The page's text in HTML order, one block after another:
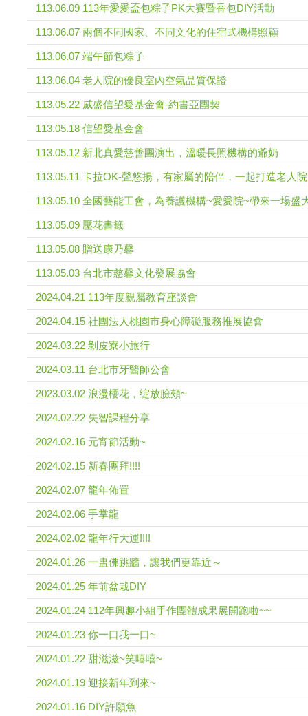
113.06.09 113年愛愛盃包粽子PK大賽暨香包DIY活動
113.06.07 兩個不同國家、不同文化的住宿式機構照顧
113.06.07 端午節包粽子
113.06.04 老人院的優良室內空氣品質保證
113.05.22 威盛信望愛基金會-約書亞團契
113.05.18 信望愛基金會
113.05.12 新北真愛慈善團演出，溫暖長照機構的爺奶
113.05.11 卡拉OK-聲悠揚，有家屬的陪伴，一起打造老人
113.05.10 全國藝能工會，為養護機構~愛愛院~帶來一場盛
113.05.09 壓花書籤
113.05.08 贈送康乃馨
113.05.03 台北市慈馨文化發展協會
2024.04.21 113年度親屬教育座談會
2024.04.15 社團法人桃園市身心障礙服務推展協會
2024.03.22 剝皮寮小旅行
2024.03.11 台北市牙醫師公會
2023.03.02 浪漫櫻花，绽放臉頰~
2024.02.22 失智課程分享
2024.02.16 元宵節活動~
2024.02.15 新春團拜!!!!
2024.02.07 龍年佈置
2024.02.06 手掌龍
2024.02.02 龍年行大運!!!!
2024.01.26 一盅佛跳牆，讓我們更靠近～
2024.01.25 年前盆栽DIY
2024.01.24 112年興趣小組手作團體成果展開跑啦~~
2024.01.23 你一口我一口~
2024.01.22 甜滋滋~笑嘻嘻~
2024.01.19 迎接新年到來~
2024.01.16 DIY許願魚